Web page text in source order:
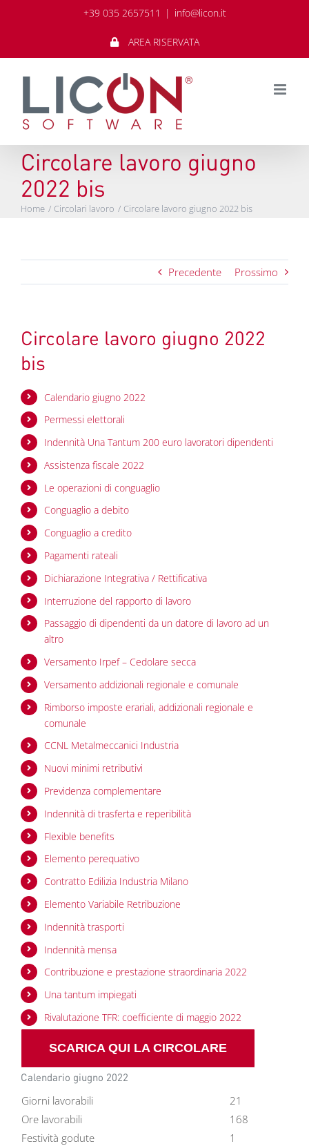
+39 035 2657511 | info@licon.it
AREA RISERVATA
Circolare lavoro giugno
2022 bis
Home Circolari lavoro Circolare lavoro giugno 2022 bis
Precedente Prossimo
Circolare lavoro giugno 2022
bis
Calendario giugno 2022
Permessi elettorali
Indennità Una Tantum 200 euro lavoratori dipendenti
Assistenza fiscale 2022
Le operazioni di conguaglio
Conguaglio a debito
Conguaglio a credito
Pagamenti rateali
Dichiarazione Integrativa / Rettificativa
Interruzione del rapporto di lavoro
Passaggio di dipendenti da un datore di lavoro ad un
altro
Versamento Irpef – Cedolare secca
Versamento addizionali regionale e comunale
Rimborso imposte erariali, addizionali regionale e
comunale
CCNL Metalmeccanici Industria
Nuovi minimi retributivi
Previdenza complementare
Indennità di trasferta e reperibilità
Flexible benefits
Elemento perequativo
Contratto Edilizia Industria Milano
Elemento Variabile Retribuzione
Indennità trasporti
Indennità mensa
Contribuzione e prestazione straordinaria 2022
Una tantum impiegati
Rivalutazione TFR: coefficiente di maggio 2022
SCARICA QUI LA CIRCOLARE
Calendario giugno 2022
Giorni lavorabili
21
Ore lavorabili
168
Festività godute
1